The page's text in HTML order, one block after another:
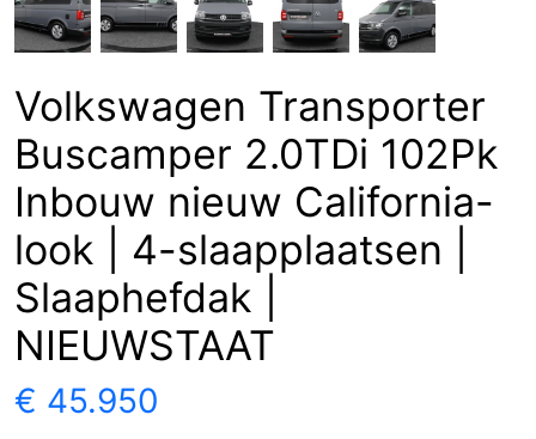
Volkswagen Transporter
Buscamper 2.0TDi 102Pk
Inbouw nieuw California-
look | 4-slaapplaatsen |
Slaaphefdak |
NIEUWSTAAT
€ 45.950